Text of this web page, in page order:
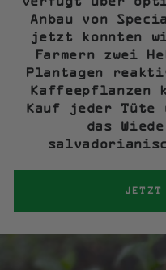
Anbau von
jetzt konnten
Farmern zwei
Plantagen
Kaffeepflanzen
Kauf jeder Tüte
das
JETZT